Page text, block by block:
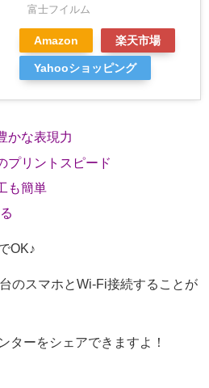
富士フイルム
Amazon 楽天市場
Yahooショッピング
かな表現力
プリントスピード
も簡単
OK♪
のスマホとWi-Fi接続することが
ターをシェアできますよ！